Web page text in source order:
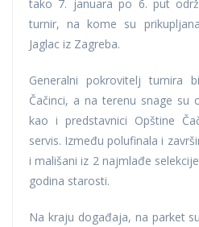
tako 7. januara po 6. put
turnir, na kome su
Jaglac iz Zagreba.
Generalni pokrovitelj turnira
Čačinci, a na terenu snage su
kao i predstavnici Opštine
servis. Između polufinala i
i mališani iz 2 najmlađe
godina starosti.
Na kraju događaja, na parket